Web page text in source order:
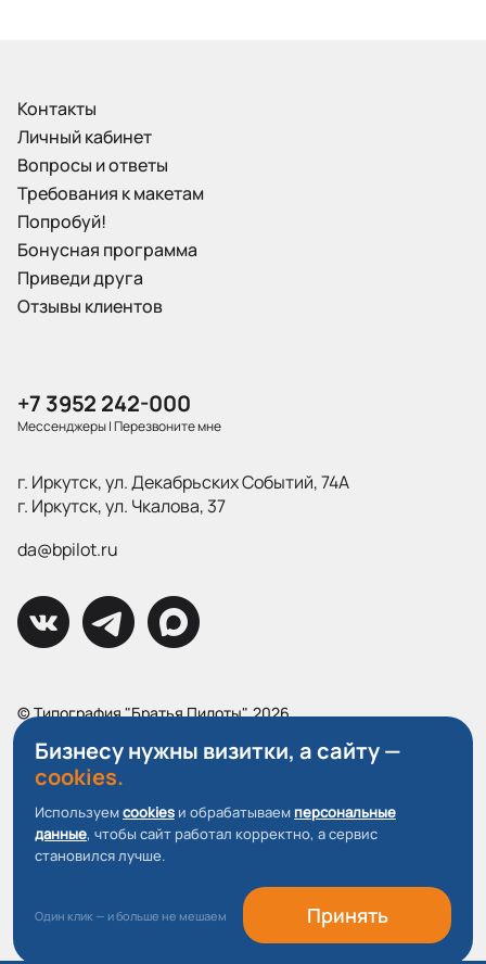
Контакты
Личный кабинет
Вопросы и ответы
Требования к макетам
Попробуй!
Бонусная программа
Приведи друга
Отзывы клиентов
+7 3952 242-000
Мессенджеры|Перезвоните мне
г. Иркутск, ул. Декабрьских Событий, 74А
г. Иркутск, ул. Чкалова, 37
da@bpilot.ru
© Типография "Братья Пилоты", 2026
Все права защищены.
Политика конфиденциальности
Пользовательское соглашение
О файлах Cookie
Бизнесу нужны визитки, а сайту —
cookies.
Используемcookies и обрабатываем персональные
данные, чтобы сайт работал корректно, а сервис
становился лучше.
Один клик — и больше не мешаем Принять